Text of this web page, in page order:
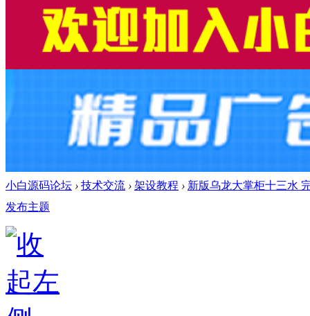
小白源码论坛 › 技术交流 › 架设教程 › 新版乌龙大掌柜十三水
发布主题